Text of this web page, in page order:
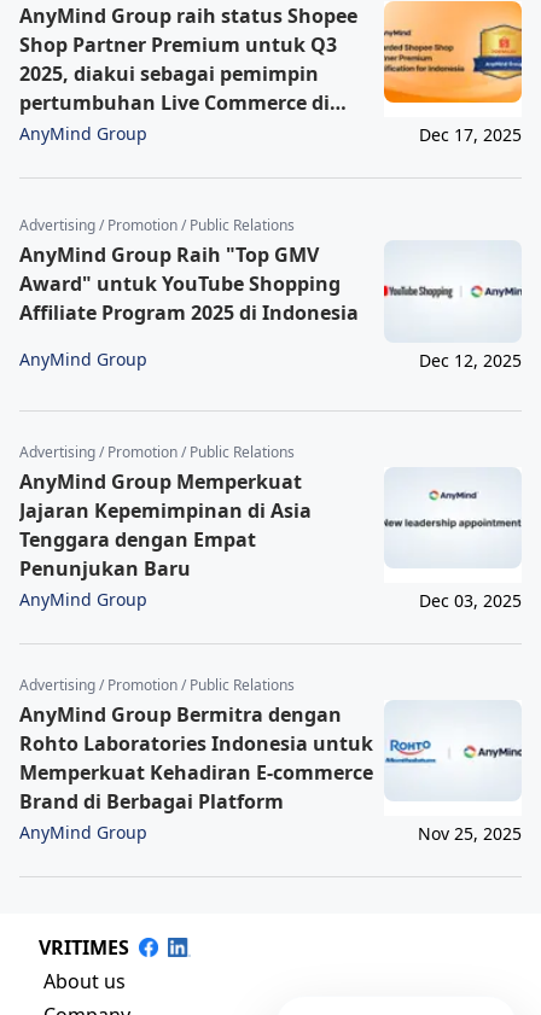
AnyMind Group raih status Shopee
Shop Partner Premium untuk Q3
2025, diakui sebagai pemimpin
pertumbuhan Live Commerce di
Indonesia
AnyMind Group Dec 17, 2025
Advertising / Promotion / Public Relations
AnyMind Group Raih "Top GMV
Award" untuk YouTube Shopping
Affiliate Program 2025 di Indonesia
AnyMind Group Dec 12, 2025
Advertising / Promotion / Public Relations
AnyMind Group Memperkuat
Jajaran Kepemimpinan di Asia
Tenggara dengan Empat
Penunjukan Baru
AnyMind Group Dec 03, 2025
Advertising / Promotion / Public Relations
AnyMind Group Bermitra dengan
Rohto Laboratories Indonesia untuk
Memperkuat Kehadiran E-commerce
Brand di Berbagai Platform
AnyMind Group Nov 25, 2025
VRITIMES
About us